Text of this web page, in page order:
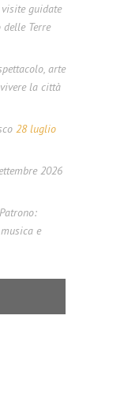
visite guidate
Terre
arte
la città
28 luglio
2026
e